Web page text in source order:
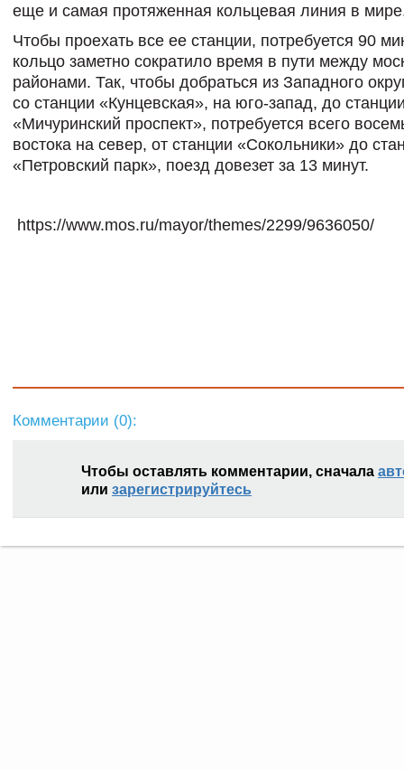
еще и самая протяженная кольцевая линия в
Чтобы проехать все ее станции, потребуется 90
кольцо заметно сократило время в пути между
районами. Так, чтобы добраться из Западного
со станции «Кунцевская», на юго-запад, до
«Мичуринский проспект», потребуется всего
востока на север, от станции «Сокольники» до
«Петровский парк», поезд довезет за 13 минут.
https://www.mos.ru/mayor/themes/2299/9636050/
Комментарии (0):
Чтобы оставлять комментарии, сначала
или зарегистрируйтесь